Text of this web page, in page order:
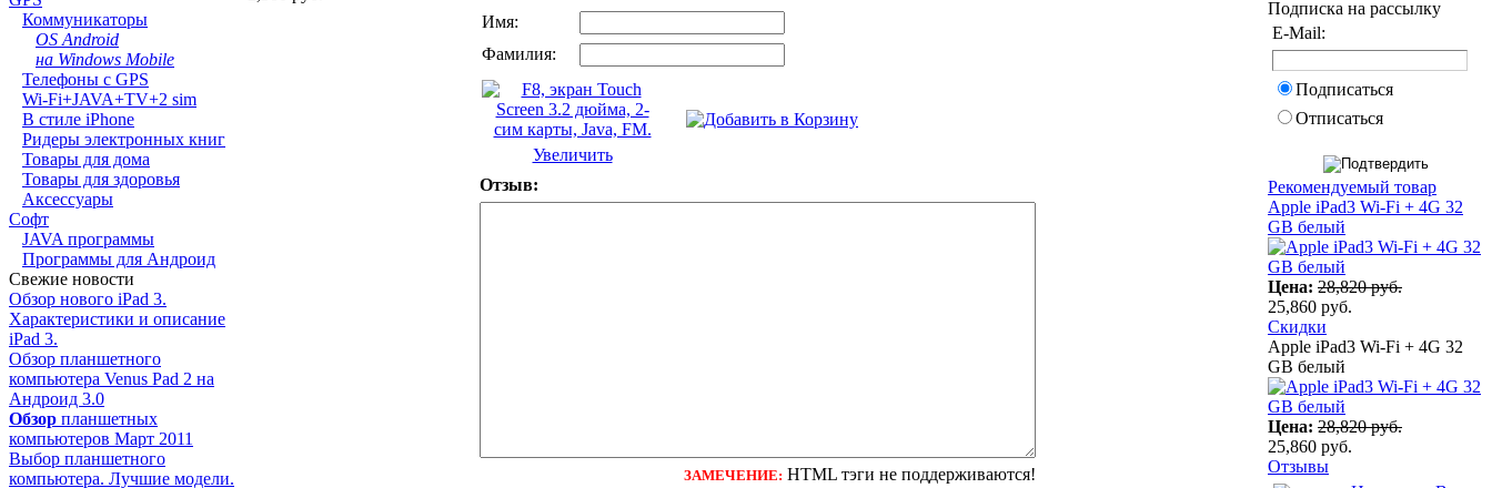
Коммуникаторы
OS Android
на Windows Mobile
Телефоны с GPS
Wi-Fi+JAVA+TV+2 sim
В стиле iPhone
Ридеры электронных книг
Товары для дома
Товары для здоровья
Аксессуары
Софт
JAVA программы
Программы для Андроид
Свежие новости
Обзор нового iPad 3.
Характеристики и описание
iPad 3.
Обзор планшетного
компьютера Venus Pad 2 на
Андроид 3.0
Обзор планшетных
компьютеров Март 2011
Выбор планшетного
компьютера. Лучшие модели.
Имя:
Фамилия:
Увеличить
Отзыв:
ЗАМЕЧЕНИЕ: HTML тэги не поддерживаются!
Подписка на рассылку
E-Mail:
Подписаться
Отписаться
Рекомендуемый товар
Apple iPad3 Wi-Fi + 4G 32
GB белый
Цена: 28,820 руб.
25,860 руб.
Скидки
Apple iPad3 Wi-Fi + 4G 32
GB белый
Цена: 28,820 руб.
25,860 руб.
Отзывы